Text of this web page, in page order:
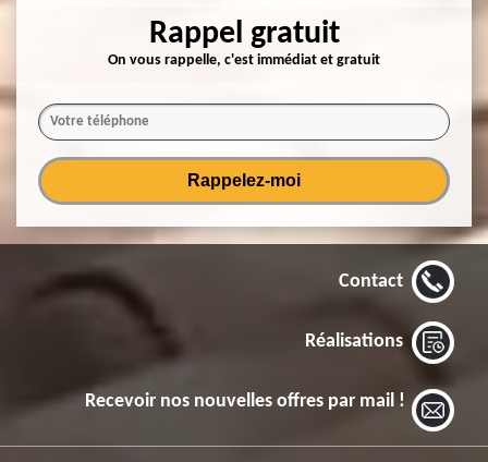
Rappel gratuit
On vous rappelle, c'est immédiat et gratuit
Contact
Réalisations
Recevoir nos nouvelles offres par mail !